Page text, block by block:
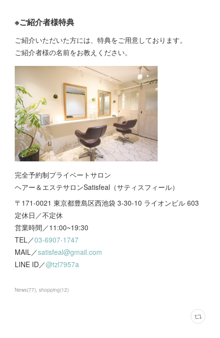
※ご紹介者様特典
ご紹介いただいた方には、特典をご用意しております。
ご紹介者様の名前をお教えください。
完全予約制プライベートサロン
ヘアー＆エステサロンSatisfeal（サティスフィール）
〒171-0021 東京都豊島区西池袋 3-30-10 ライオンビル 603
定休日／不定休
営業時間／11:00~19:30
TEL／03-6907-1747
MAIL／satisfeal@gmail.com
LINE ID／@tzl7957a
News(77) shopping(12)